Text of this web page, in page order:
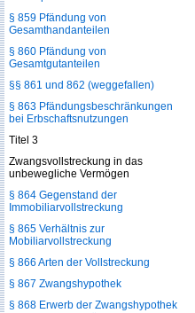
§ 859 Pfändung von
Gesamthandanteilen
§ 860 Pfändung von
Gesamtgutanteilen
§§ 861 und 862 (weggefallen)
§ 863 Pfändungsbeschränkungen
bei Erbschaftsnutzungen
Titel 3
Zwangsvollstreckung in das
unbewegliche Vermögen
§ 864 Gegenstand der
Immobiliarvollstreckung
§ 865 Verhältnis zur
Mobiliarvollstreckung
§ 866 Arten der Vollstreckung
§ 867 Zwangshypothek
§ 868 Erwerb der Zwangshypothek